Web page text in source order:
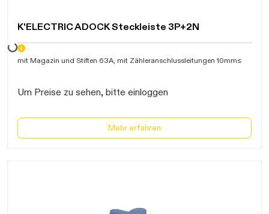
K'ELECTRIC ADOCK Steckleiste 3P+2N
Daten werden geladen. Bitte warten...
mit Magazin und Stiften 63A, mit Zähleranschlussleitungen 10mm≤
Um Preise zu sehen, bitte einloggen
Mehr erfahren